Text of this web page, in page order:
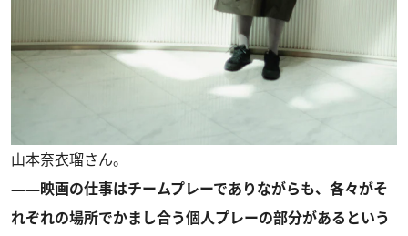
山本奈衣瑠さん。
――映画の仕事はチームプレーでありながらも、各々がそ
れぞれの場所でかまし合う個人プレーの部分があるという